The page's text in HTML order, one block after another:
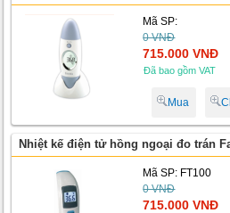
Mã SP:
0 VNĐ
715.000 VNĐ
Đã bao gồm VAT
Mua
Nhiệt kế điện tử hồng ngoại đo trán
Mã SP: FT100
0 VNĐ
715.000 VNĐ